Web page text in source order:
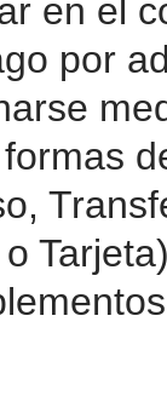
en el
por